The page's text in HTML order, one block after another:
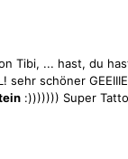
Tibi, ... hast, du
sehr schöner
:))))))) Super